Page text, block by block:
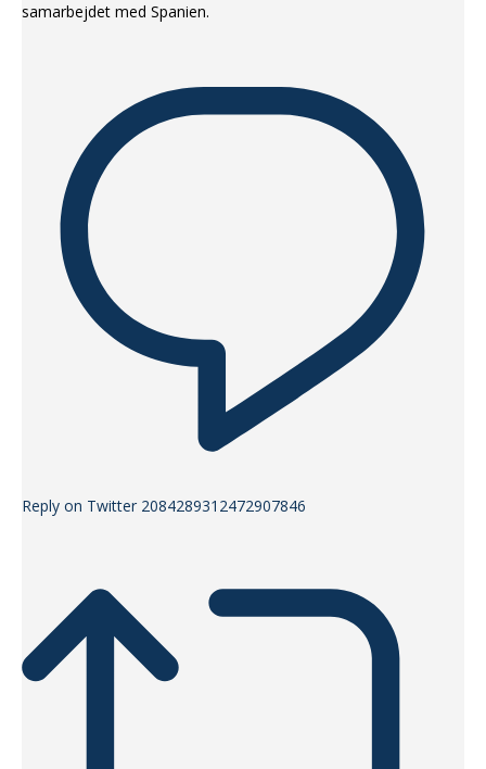
samarbejdet med Spanien.
Reply on Twitter 2084289312472907846